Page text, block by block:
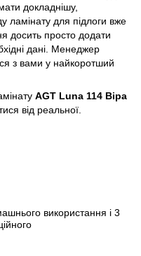
докладнішу,
ламінату для підлоги вже
досить просто додати
дані. Менеджер
з вами у найкоротший
AGT Luna 114 Віра
від реальної.
використання і 3